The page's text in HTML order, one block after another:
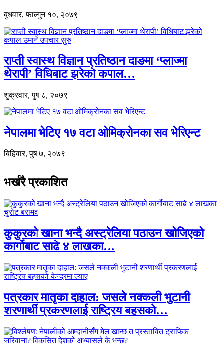
बुधवार, फाल्गुन १०, २०७९
राप्ती स्वास्थ विज्ञान प्रतिष्ठान दाङमा ‘प्लाज्मा
थेरापी’ विधिबाट झरेको कपाल…
शुक्रवार, पुष ८, २०७९
नेपालमा भेटिए १७ वटा ओमिक्रोनका सव भेरिएन्ट
बिहिवार, पुष ७, २०७९
भर्खरै प्रकाशित
कुकुरको खाना भन्दै अस्ट्रेलिया पठाउन खोजिएको
कार्गोबाट साढे ४ लाखका…
पत्रकार मातृका दाहाल: जसले नक्कली भुटानी
शरणार्थी प्रकरणलाई राष्ट्रिय बहसको…